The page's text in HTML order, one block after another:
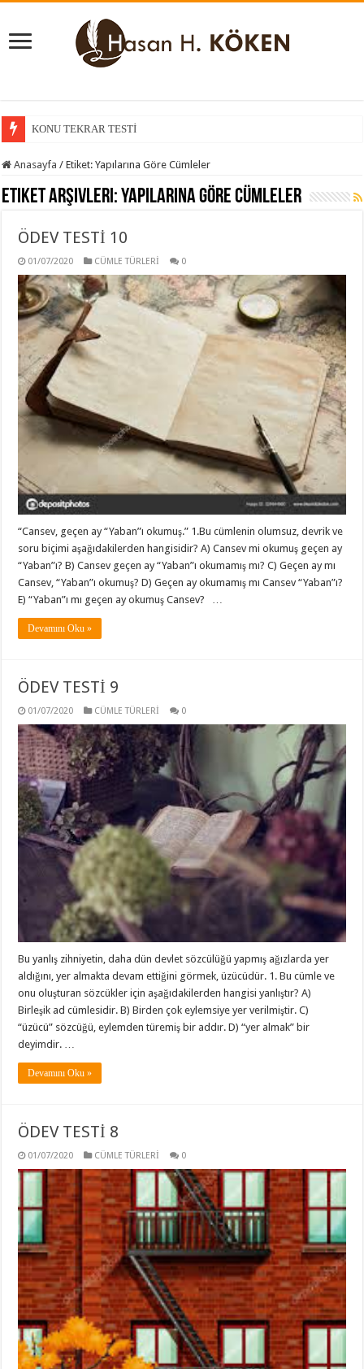
KONU KAVRAMA TESTİ
Anasayfa / Etiket:Yapılarına Göre Cümleler
Etiket Arşivleri:Yapılarına Göre Cümleler
ÖDEV TESTİ 10
01/07/2020 CÜMLE TÜRLERİ 0
“Cansev, geçen ay “Yaban”ı okumuş.” 1.Bu cümlenin olumsuz, devrik ve
soru biçimi aşağıdakilerden hangisidir? A) Cansev mi okumuş geçen ay
“Yaban”ı? B) Cansev geçen ay “Yaban”ı okumamış mı? C) Geçen ay mı
Cansev, “Yaban”ı okumuş? D) Geçen ay okumamış mı Cansev “Yaban”ı?
E) “Yaban”ı mı geçen ay okumuş Cansev? …
Devamını Oku »
ÖDEV TESTİ 9
01/07/2020 CÜMLE TÜRLERİ 0
Bu yanlış zihniyetin, daha dün devlet sözcülüğü yapmış ağızlarda yer
aldığını, yer almakta devam ettiğini görmek, üzücüdür. 1. Bu cümle ve
onu oluşturan sözcükler için aşağıdakilerden hangisi yanlıştır? A)
Birleşik ad cümlesidir. B) Birden çok eylemsiye yer verilmiştir. C)
“üzücü” sözcüğü, eylemden türemiş bir addır. D) “yer almak” bir
deyimdir. …
Devamını Oku »
ÖDEV TESTİ 8
01/07/2020 CÜMLE TÜRLERİ 0